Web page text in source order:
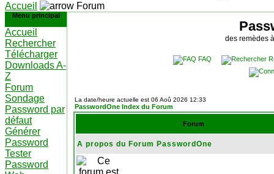
Accueil Forum
Menu principal
Accueil
Rechercher
Télécharger
Downloads A-
Z
Forum
Sondage
Password par
défaut
Générer
Password
Tester
Password
des remèdes
FAQ
La date/heure actuelle est 06 Aoû 2026 12:33
PasswordOne Index du Forum
Forum
A propos du Forum PasswordOne